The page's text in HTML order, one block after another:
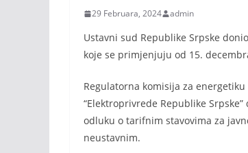
29 Februara, 2024 admin
Ustavni sud Republike Srpske
koje se primjenjuju od 15.
Regulatorna komisija za
“Elektroprivrede Republike
odluku o tarifnim stavovima za
neustavnim.